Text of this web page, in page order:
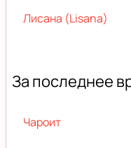
Лисана (Lisana)
За последнее
Чароит